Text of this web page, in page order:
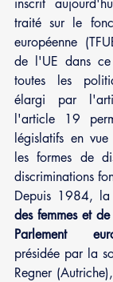
inscrit
traité sur le
européenne
de l'UE dans
toutes les
élargi par
l'article 19
législatifs en
les formes de
discriminations
Depuis 1984,
des femmes et
Parlement
présidée par la
Regner